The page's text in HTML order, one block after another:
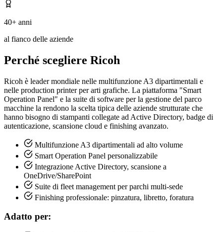
40+ anni
al fianco delle aziende
Perché scegliere Ricoh
Ricoh è leader mondiale nelle multifunzione A3 dipartimentali e
nelle production printer per arti grafiche. La piattaforma "Smart
Operation Panel" e la suite di software per la gestione del parco
macchine la rendono la scelta tipica delle aziende strutturate che
hanno bisogno di stampanti collegate ad Active Directory, badge di
autenticazione, scansione cloud e finishing avanzato.
Multifunzione A3 dipartimentali ad alto volume
Smart Operation Panel personalizzabile
Integrazione Active Directory, scansione a
OneDrive/SharePoint
Suite di fleet management per parchi multi-sede
Finishing professionale: pinzatura, libretto, foratura
Adatto per: